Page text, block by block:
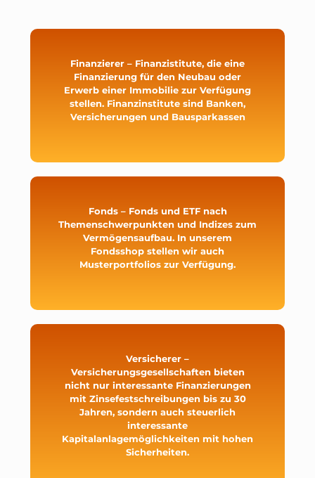
Finanzierer – Finanzistitute, die eine
Finanzierung für den Neubau oder
Erwerb einer Immobilie zur Verfügung
stellen. Finanzinstitute sind Banken,
Versicherungen und Bausparkassen
Fonds – Fonds und ETF nach
Themenschwerpunkten und Indizes zum
Vermögensaufbau. In unserem
Fondsshop stellen wir auch
Musterportfolios zur Verfügung.
Versicherer –
Versicherungsgesellschaften bieten
nicht nur interessante Finanzierungen
mit Zinsefestschreibungen bis zu 30
Jahren, sondern auch steuerlich
interessante
Kapitalanlagemöglichkeiten mit hohen
Sicherheiten.